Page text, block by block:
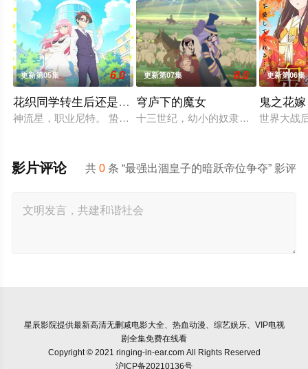
更新第05集 6.0
花织同学转生后还是想干架
神流星，职业尼特。 蛰居在家沉迷游戏度日，实际上却在某个
更新第07集 8.0
穹庐下的魔女
十三世纪，幼小的奴隶希塔拉在伊朗
更新第06集
鬼之花嫁
世界大战
共0 条 “最强出涸皇子的暗跃帝位争夺” 影评
影片评论
星辰影院提供最新高清无删减电影大全、热血动漫、综艺娱乐、VIP电视
剧全集免费在线看
Copyright © 2021 ringing-in-ear.com All Rights Reserved
沪ICP备20210136号